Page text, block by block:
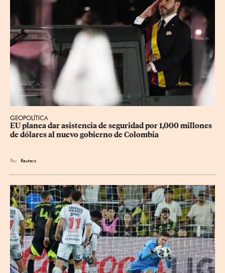
GEOPOLÍTICA
EU planea dar asistencia de seguridad por 1,000 millones
de dólares al nuevo gobierno de Colombia
Por Reuters